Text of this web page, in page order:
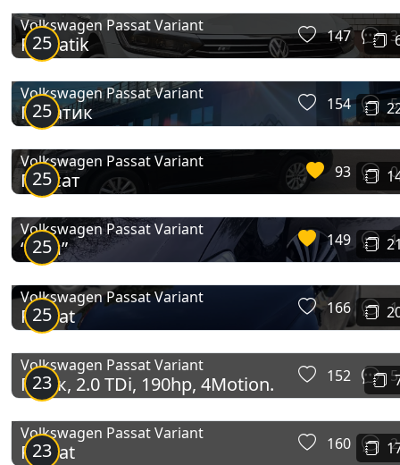
25
Volkswagen Passat Variant
Passatik 147 3
25
Volkswagen Passat Variant
Пасатик 154 5
25
Volkswagen Passat Variant
Пассат 93 0
25
Volkswagen Passat Variant
“Сем” 149 1
25
Volkswagen Passat Variant
Passat 166 1
23
Volkswagen Passat Variant
Пасік, 2.0 TDi, 190hp, 4Motion. 152 5
23
Volkswagen Passat Variant
Passat 160 2